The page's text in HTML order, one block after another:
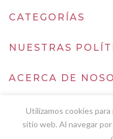
CATEGORÍAS
NUESTRAS
ACERCA DE
CONTACTENOS
Copyright (©)
Utilizamos cookies
sitio web. Al navegar